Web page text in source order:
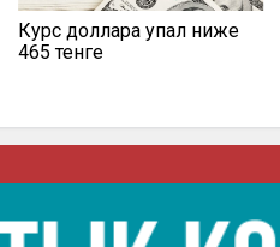
Курс доллара упал ниже
465 тенге